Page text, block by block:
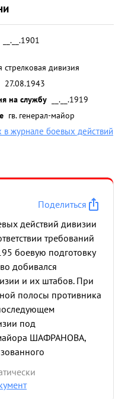
__.__.1901
стрелковая дивизия
27.08.1943
на службу
__.__.1919
гв. генерал-майор
в журнале боевых действий
Поделиться
действий дивизии
требований
боевую подготовку
добивался
и их штабов. При
полосы противника
под
ШАФРАНОВА,
ачстями,
успешно выполнила